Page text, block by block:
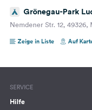
Grönegau-Park
Nemdener Str. 12,
Zeige in Liste
Auf
SERVICE
Hilfe